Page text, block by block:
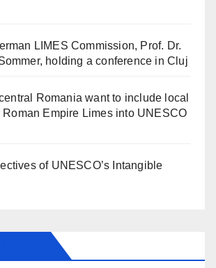
LIMES Commission, Prof. Dr.
holding a conference in Cluj
Romania want to include local
Roman Empire Limes into UNESCO
of UNESCO’s Intangible